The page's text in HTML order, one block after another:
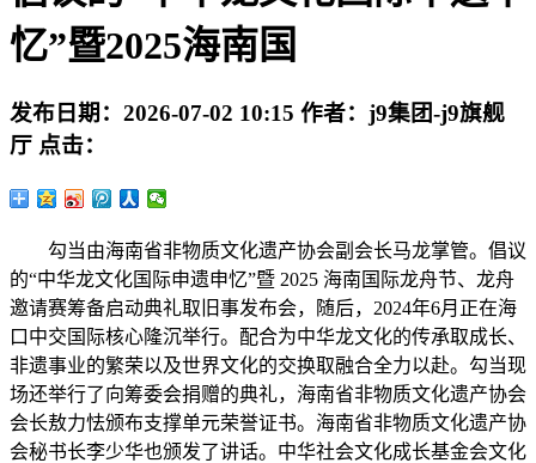
忆”暨2025海南国
发布日期： 2026-07-02 10:15 作者： j9集团-j9旗舰
厅 点击：
勾当由海南省非物质文化遗产协会副会长马龙掌管。倡议
的“中华龙文化国际申遗申忆”暨 2025 海南国际龙舟节、龙舟
邀请赛筹备启动典礼取旧事发布会，随后，2024年6月正在海
口中交国际核心隆沉举行。配合为中华龙文化的传承取成长、
非遗事业的繁荣以及世界文化的交换取融合全力以赴。勾当现
场还举行了向筹委会捐赠的典礼，海南省非物质文化遗产协会
会长敖力怯颁布支撑单元荣誉证书。海南省非物质文化遗产协
会秘书长李少华也颁发了讲话。中华社会文化成长基金会文化